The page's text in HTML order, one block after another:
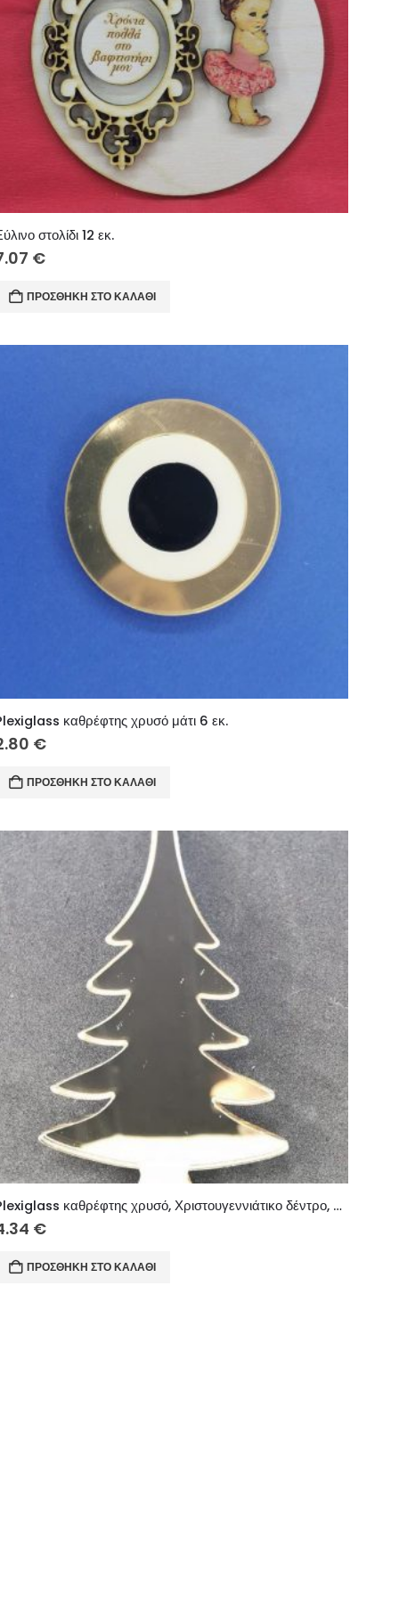
στολίδι 12 εκ.
€
ΠΡΟΣΘΉΚΗ ΣΤΟ ΚΑΛΆΘΙ
καθρέφτης χρυσό μάτι 6 εκ.
€
ΠΡΟΣΘΉΚΗ ΣΤΟ ΚΑΛΆΘΙ
Plexiglass καθρέφτης χρυσό, Χριστουγεννιάτικο δέντρο, 8 εκ.
€
ΠΡΟΣΘΉΚΗ ΣΤΟ ΚΑΛΆΘΙ